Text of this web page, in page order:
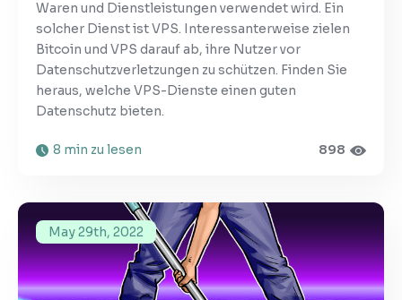
Waren und Dienstleistungen verwendet wird. Ein
solcher Dienst ist VPS. Interessanterweise zielen
Bitcoin und VPS darauf ab, ihre Nutzer vor
Datenschutzverletzungen zu schützen. Finden Sie
heraus, welche VPS-Dienste einen guten
Datenschutz bieten.
8 min zu lesen 898
May 29th, 2022